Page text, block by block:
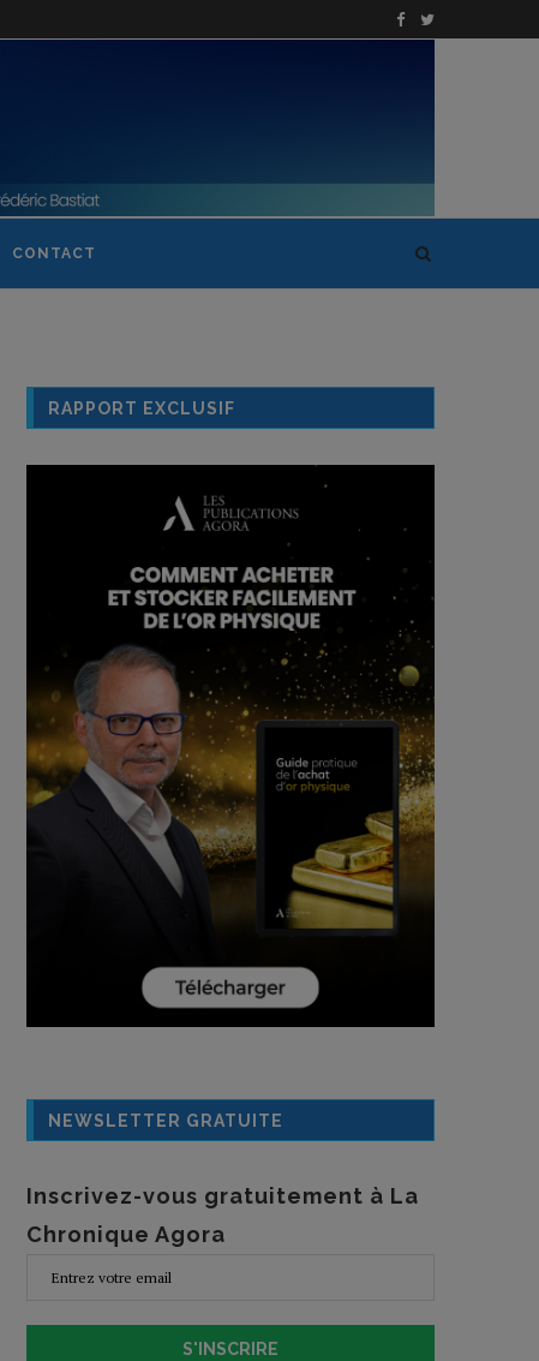
CONTACT
RAPPORT EXCLUSIF
NEWSLETTER GRATUITE
Inscrivez-vous gratuitement à La
Chronique Agora
S'INSCRIRE